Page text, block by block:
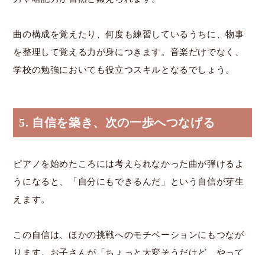
曲の構成を覚えたり、何度も練習しているうちに、物事
を整理して覚える力が身につきます。音楽だけでなく、
学校の勉強においても役立つスキルとなるでしょう。
5. 自信を築き、次の一歩へつなげる
ピアノを始めたころには考えられなかった曲が弾けるよ
うになると、「自分にもできるんだ」という自信が芽生
えます。
この自信は、ほかの挑戦へのモチベーションにもつなが
ります。お子さんが「ちょっと大変そうだけど、やって